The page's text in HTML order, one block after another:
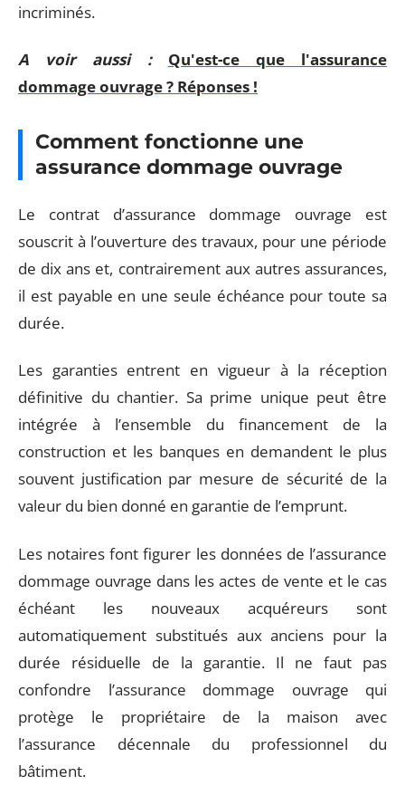
incriminés.
A voir aussi :
Qu'est-ce que l'assurance
dommage ouvrage ? Réponses !
Comment fonctionne une
assurance dommage ouvrage
Le contrat d’assurance dommage ouvrage est
souscrit à l’ouverture des travaux, pour une période
de dix ans et, contrairement aux autres assurances,
il est payable en une seule échéance pour toute sa
durée.
Les garanties entrent en vigueur à la réception
définitive du chantier. Sa prime unique peut être
intégrée à l’ensemble du financement de la
construction et les banques en demandent le plus
souvent justification par mesure de sécurité de la
valeur du bien donné en garantie de l’emprunt.
Les notaires font figurer les données de l’assurance
dommage ouvrage dans les actes de vente et le cas
échéant les nouveaux acquéreurs sont
automatiquement substitués aux anciens pour la
durée résiduelle de la garantie. Il ne faut pas
confondre l’assurance dommage ouvrage qui
protège le propriétaire de la maison avec
l’assurance décennale du professionnel du
bâtiment.